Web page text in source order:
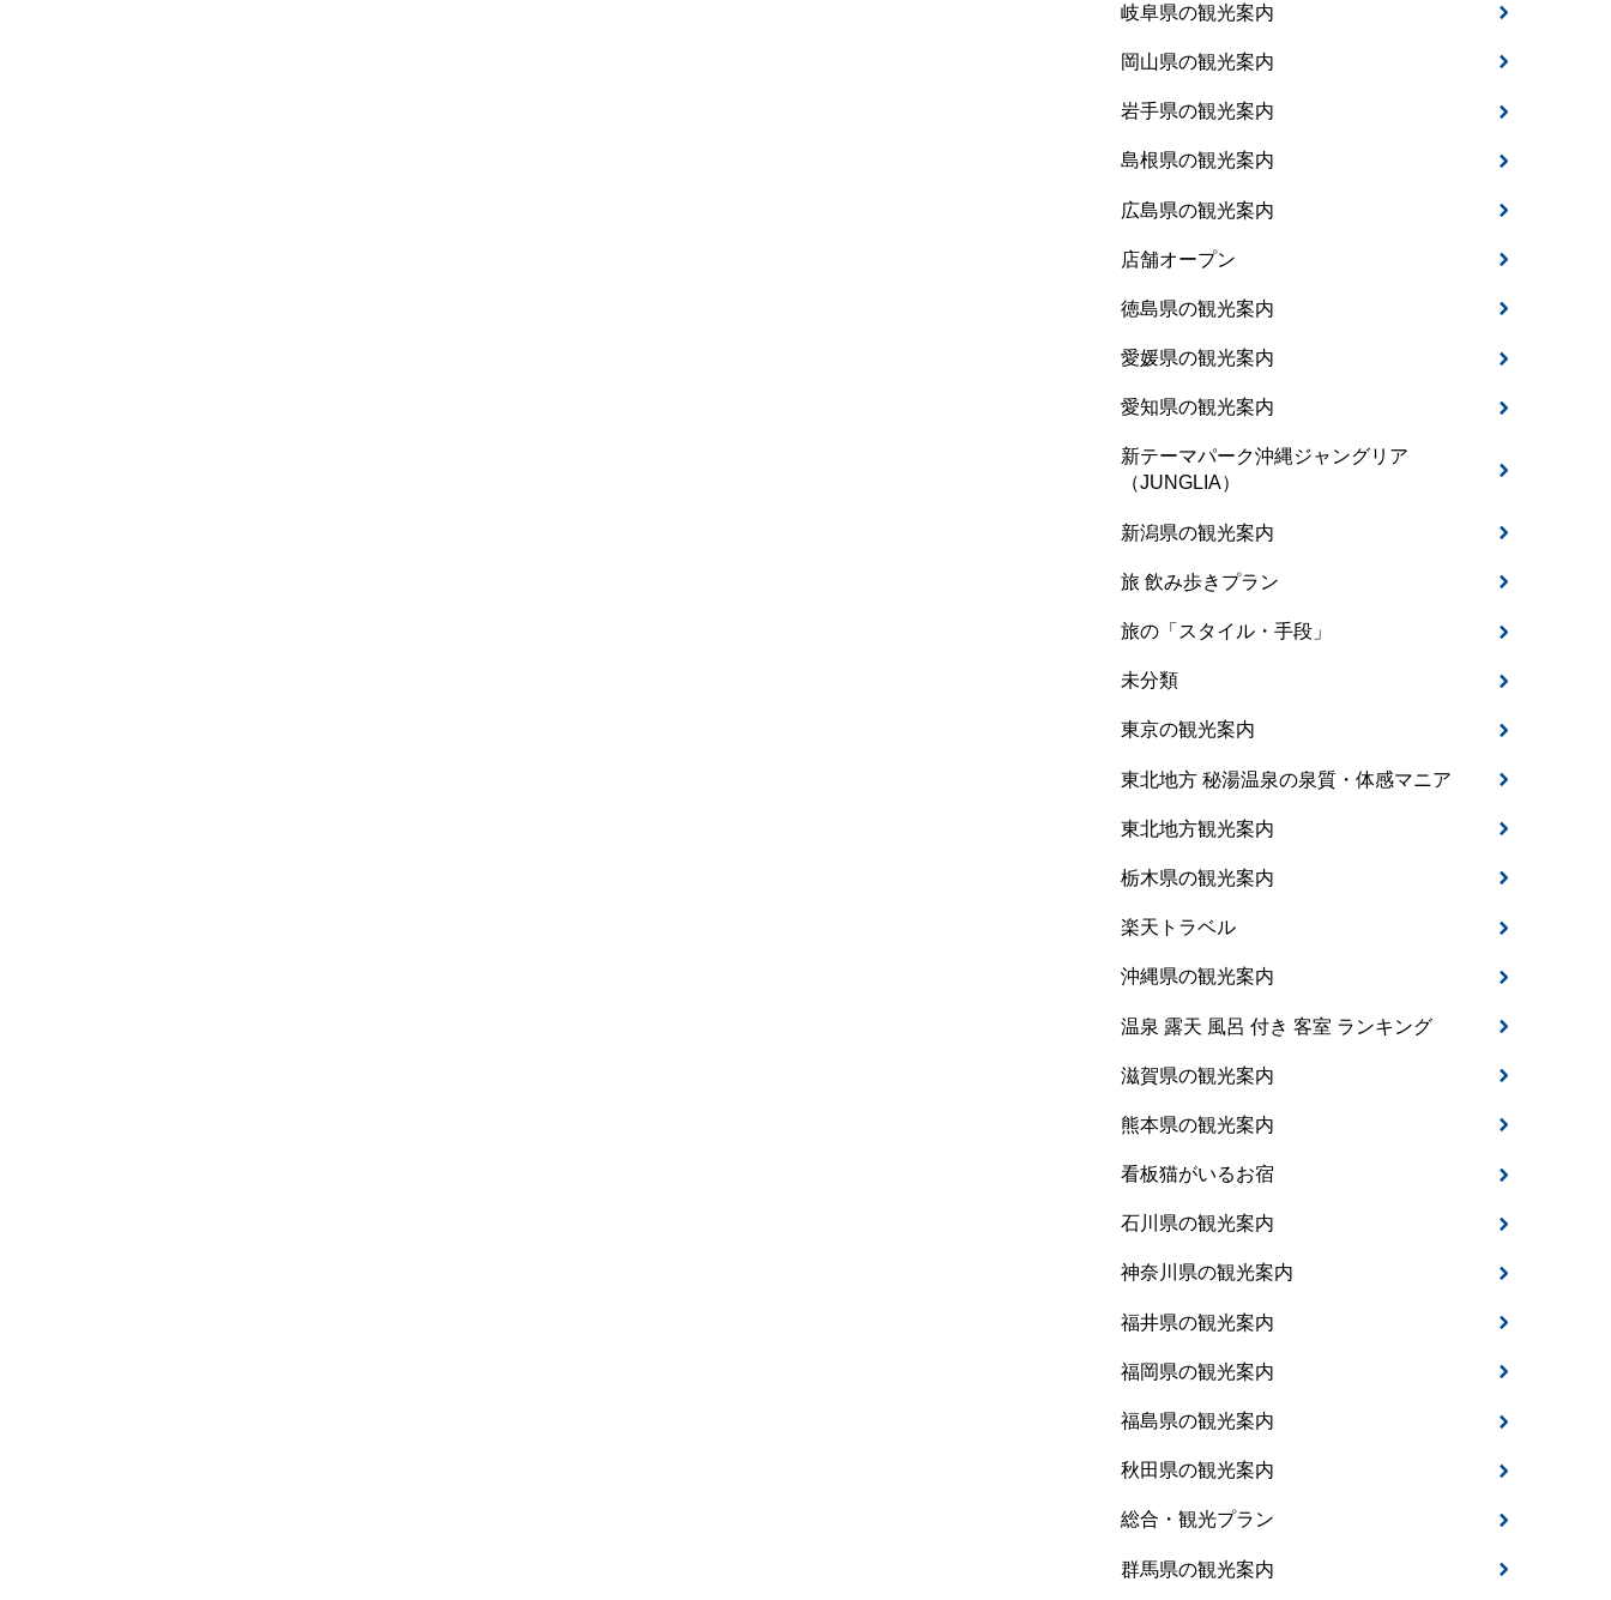
岐阜県の観光案内
岡山県の観光案内
岩手県の観光案内
島根県の観光案内
広島県の観光案内
店舗オープン
徳島県の観光案内
愛媛県の観光案内
愛知県の観光案内
新テーマパーク沖縄ジャングリア
（JUNGLIA）
新潟県の観光案内
旅 飲み歩きプラン
旅の「スタイル・手段」
未分類
東京の観光案内
東北地方 秘湯温泉の泉質・体感マニア
東北地方観光案内
栃木県の観光案内
楽天トラベル
沖縄県の観光案内
温泉 露天 風呂 付き 客室 ランキング
滋賀県の観光案内
熊本県の観光案内
看板猫がいるお宿
石川県の観光案内
神奈川県の観光案内
福井県の観光案内
福岡県の観光案内
福島県の観光案内
秋田県の観光案内
総合・観光プラン
群馬県の観光案内